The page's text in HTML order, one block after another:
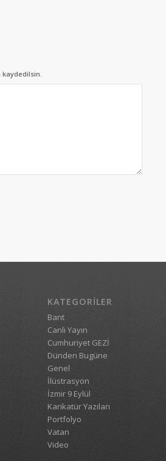
kaydedilsin.
KATEGORILER
Bant
Canlı Yayın
Cumhuriyet GEZİ
Dünden Bugüne
Genel
İlüstrasyon
İzmir 9 Eylül
Karikatür Yazıları
Portfolyo
Vatan
Video